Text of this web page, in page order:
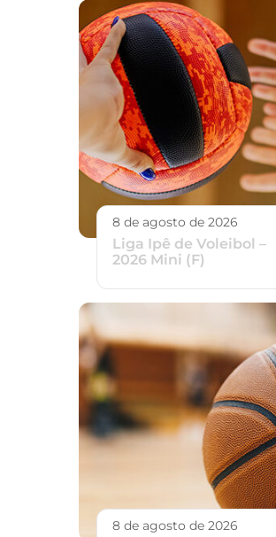
8 de agosto de 2026
Liga Ipê de Voleibol –
2026 Mini (F)
8 de agosto de 2026